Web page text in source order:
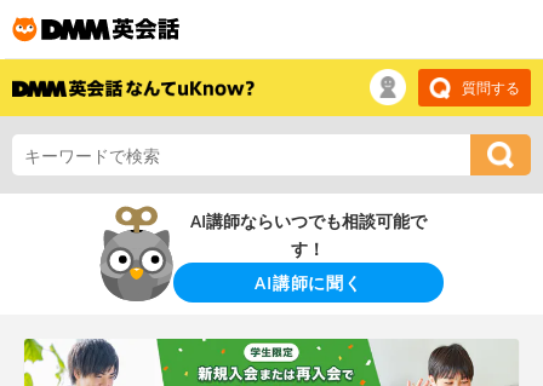
質問する
AI講師ならいつでも相談可能で
す！
AI講師に聞く